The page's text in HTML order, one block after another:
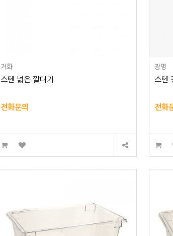
거화
스텐 넓은 깔대기
전화문의
광명
스텐
전화